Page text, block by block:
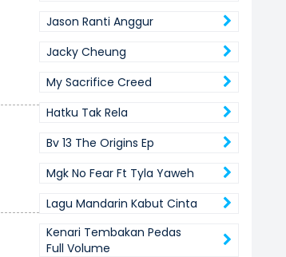
Jason Ranti Anggur
Jacky Cheung
My Sacrifice Creed
Hatku Tak Rela
Bv 13 The Origins Ep
Mgk No Fear Ft Tyla Yaweh
Lagu Mandarin Kabut Cinta
Kenari Tembakan Pedas
Full Volume